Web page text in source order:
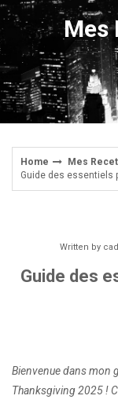
Skip
to
content
Mes
Home
Mes
Guide des essentiels
Written by
Guide des
Bienvenue dans mon
Thanksgiving 2025 !